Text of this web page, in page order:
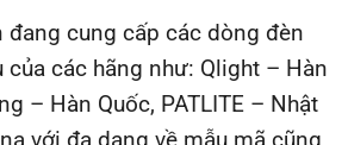
đang cung cấp các dòng đèn
của các hãng như: Qlight – Hàn
– Hàn Quốc, PATLITE – Nhật
với đa dạng về mẫu mã cũng